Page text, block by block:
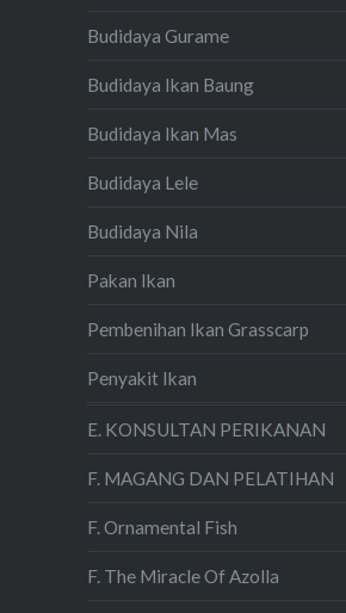
Budidaya Gurame
Budidaya Ikan Baung
Budidaya Ikan Mas
Budidaya Lele
Budidaya Nila
Pakan Ikan
Pembenihan Ikan Grasscarp
Penyakit Ikan
E. KONSULTAN PERIKANAN
F. MAGANG DAN PELATIHAN
F. Ornamental Fish
F. The Miracle Of Azolla